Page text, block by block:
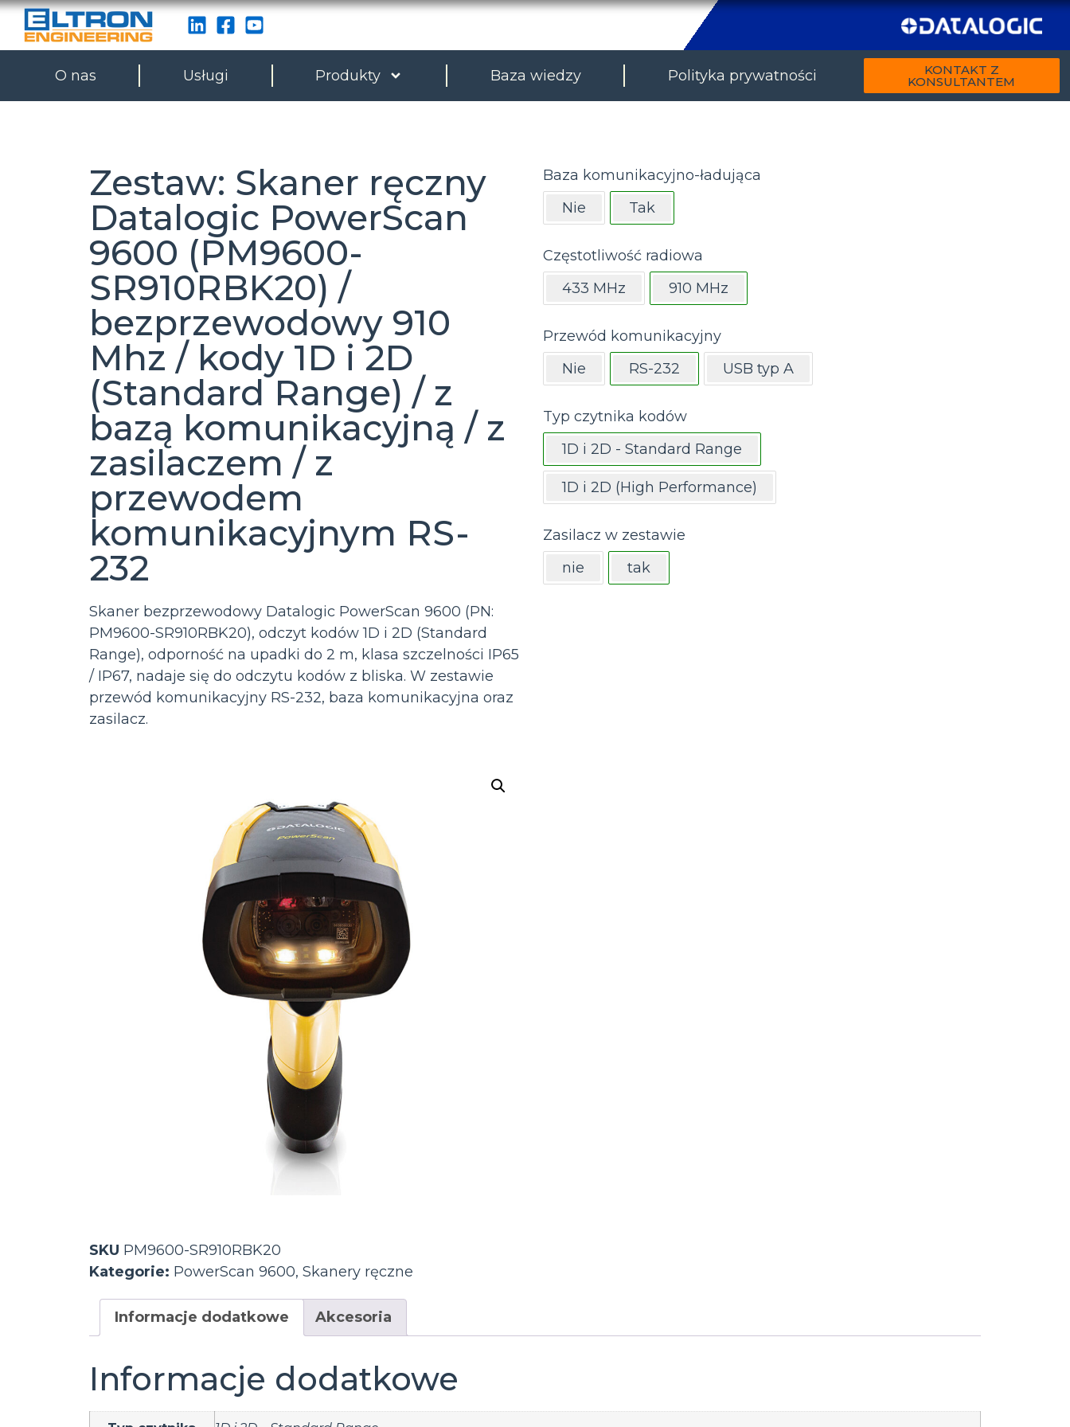
O nas Usługi Produkty Baza wiedzy Polityka prywatności KONTAKT Z
KONSULTANTEM
Zestaw: Skaner ręczny
Datalogic PowerScan
9600 (PM9600-
SR910RBK20) /
bezprzewodowy 910
Mhz / kody 1D i 2D
(Standard Range) / z
bazą komunikacyjną / z
zasilaczem / z
przewodem
komunikacyjnym RS-
232
Skaner bezprzewodowy Datalogic PowerScan 9600 (PN:
PM9600-SR910RBK20), odczyt kodów 1D i 2D (Standard
Range), odporność na upadki do 2 m, klasa szczelności IP65
/ IP67, nadaje się do odczytu kodów z bliska. W zestawie
przewód komunikacyjny RS-232, baza komunikacyjna oraz
zasilacz.
SKU PM9600-SR910RBK20
Kategorie: PowerScan 9600, Skanery ręczne
Baza komunikacyjno-ładująca
Nie
Tak
Częstotliwość radiowa
433 MHz
910 MHz
Przewód komunikacyjny
Nie
RS-232 USB typ A
Typ czytnika kodów
1D i 2D - Standard Range
1D i 2D (High Performance)
Zasilacz w zestawie
nie
tak
Informacje dodatkowe Akcesoria
Informacje dodatkowe